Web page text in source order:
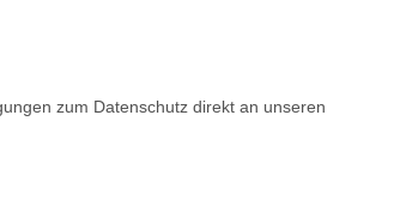
zum Datenschutz direkt an unseren